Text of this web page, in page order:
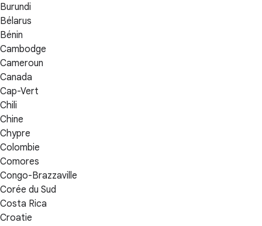
Burundi
Bélarus
Bénin
Cambodge
Cameroun
Canada
Cap-Vert
Chili
Chine
Chypre
Colombie
Comores
Congo-Brazzaville
Corée du Sud
Costa Rica
Croatie